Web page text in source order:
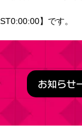
】です。
お知らせ